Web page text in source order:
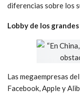
diferencias sobre los
Lobby de los
Las megaempresas
Facebook, Apple y